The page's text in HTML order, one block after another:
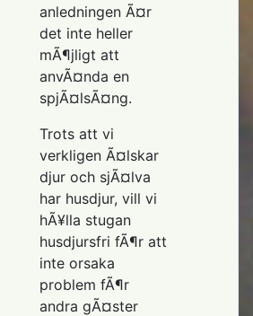
anledningen Ã¤r
det inte heller
mÃ¶jligt att
anvÃ¤nda en
spjÃ¤lsÃ¤ng.
Trots att vi
verkligen Ã¤lskar
djur och sjÃ¤lva
har husdjur, vill vi
hÃ¥lla stugan
husdjursfri fÃ¶r att
inte orsaka
problem fÃ¶r
andra gÃ¤ster